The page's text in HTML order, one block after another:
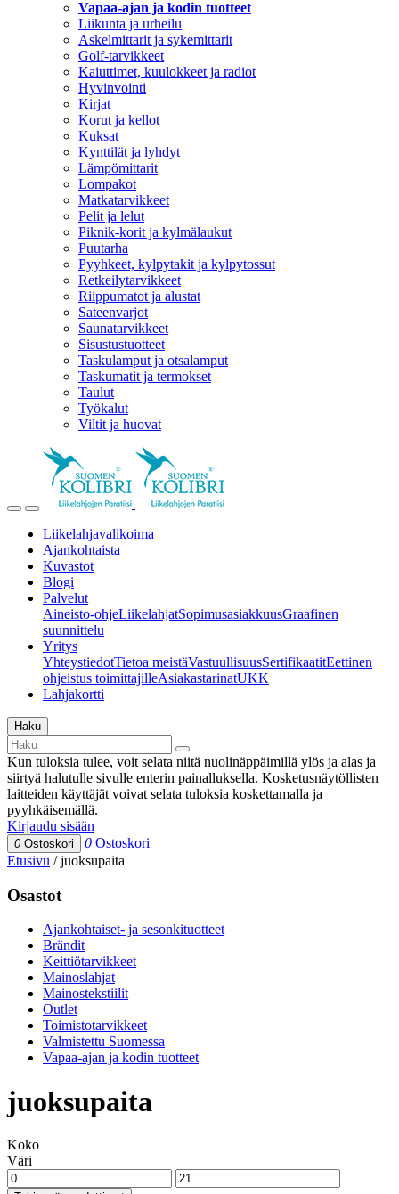
Vapaa-ajan ja kodin tuotteet
Liikunta ja urheilu
Askelmittarit ja sykemittarit
Golf-tarvikkeet
Kaiuttimet, kuulokkeet ja radiot
Hyvinvointi
Kirjat
Korut ja kellot
Kuksat
Kynttilät ja lyhdyt
Lämpömittarit
Lompakot
Matkatarvikkeet
Pelit ja lelut
Piknik-korit ja kylmälaukut
Puutarha
Pyyhkeet, kylpytakit ja kylpytossut
Retkeilytarvikkeet
Riippumatot ja alustat
Sateenvarjot
Saunatarvikkeet
Sisustustuotteet
Taskulamput ja otsalamput
Taskumatit ja termokset
Taulut
Työkalut
Viltit ja huovat
Liikelahjavalikoima
Ajankohtaista
Kuvastot
Blogi
Palvelut
Aineisto-ohjeLiikelahjatSopimusasiakkuusGraafinen
suunnittelu
Yritys
YhteystiedotTietoa meistäVastuullisuusSertifikaatitEettinen
ohjeistus toimittajilleAsiakastarinatUKK
Lahjakortti
Haku
Kun tuloksia tulee, voit selata niitä nuolinäppäimillä ylös ja alas ja
siirtyä halutulle sivulle enterin painalluksella. Kosketusnäytöllisten
laitteiden käyttäjät voivat selata tuloksia koskettamalla ja
pyyhkäisemällä.
Kirjaudu sisään
0 Ostoskori 0 Ostoskori
Etusivu /juoksupaita
Osastot
Ajankohtaiset- ja sesonkituotteet
Brändit
Keittiötarvikkeet
Mainoslahjat
Mainostekstiilit
Outlet
Toimistotarvikkeet
Valmistettu Suomessa
Vapaa-ajan ja kodin tuotteet
juoksupaita
Koko
Väri